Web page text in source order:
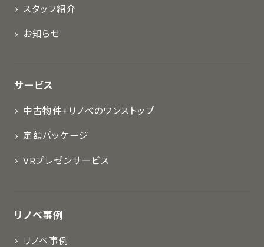
スタッフ紹介
お知らせ
サービス
中古物件+リノベのワンストップ
定額パッケージ
VRプレゼンサービス
リノベ事例
リノベ事例